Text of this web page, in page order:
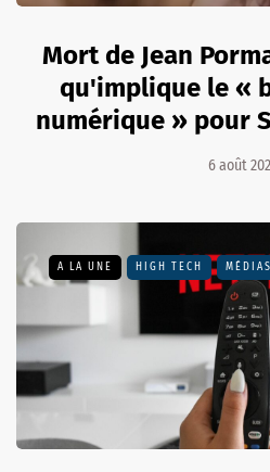
Mort de Jean
qu'implique le «
numérique » pour
6 août
A LA UNE HIGH TECH MÉDIAS